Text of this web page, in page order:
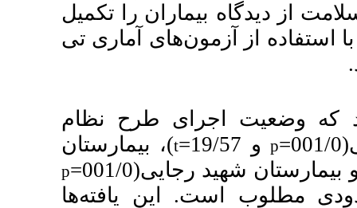
را تکمیل
آماری تی
طرح نظام
t)، بیمارستان
0=
p
یافته‌ها